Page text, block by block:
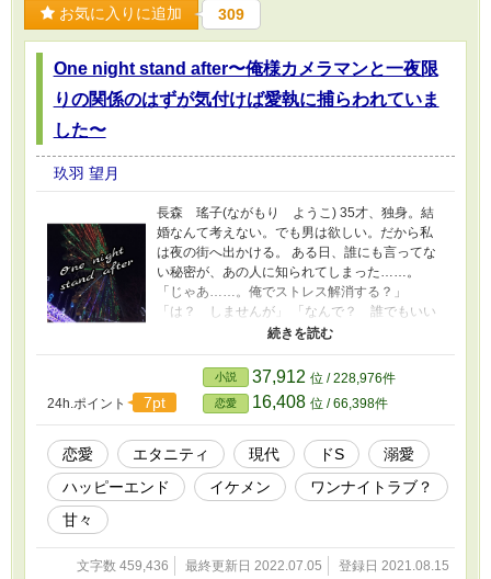
お気に入りに追加 309
One night stand after〜俺様カメラマンと一夜限
りの関係のはずが気付けば愛執に捕らわれていま
した〜
玖羽 望月
長森 瑤子(ながもり ようこ) 35才、独身。結
婚なんて考えない。でも男は欲しい。だから私
は夜の街へ出かける。 ある日、誰にも言ってな
い秘密が、あの人に知られてしまった……。
「じゃあ……。俺でストレス解消する？」
「は？ しませんが」 「なんで？ 誰でもいい
んだろ？」 誰でもいいわけじゃなかった。 後腐
れのない人しか相手にしなかったのに、私はあ
の人の誘いに惑わされた。 そしてあの人は、可
愛げがないと言いながら私を抱いた。 その先に
あったものは……。 ヒロインとヒーローの相互
視点です。 Ｒ１８シーンのあるページは*が付き
ます。 初出はエブリスタ様にて。 本編
2020.4.1〜2021.3.20 番外編 2021.4.24〜
2021.5.9 多少の加筆修正はしていますが、話は
の登場人物が出てきます) 「【R-18】月の名前〜
年上カメラマンと訳あり彼女の蜜月まで〜」
24h.ポイント 7pt
小説 37,912 位 / 228,976件
恋愛 16,408 位 / 66,398件
恋愛 エタニティ 現代 ドS
溺愛
ハッピーエンド
イケメン
ワンナイトラブ？
甘々
文字数 459,436 最終更新日 2022.07.05 登録日 2021.08.15